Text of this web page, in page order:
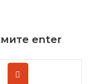
enter